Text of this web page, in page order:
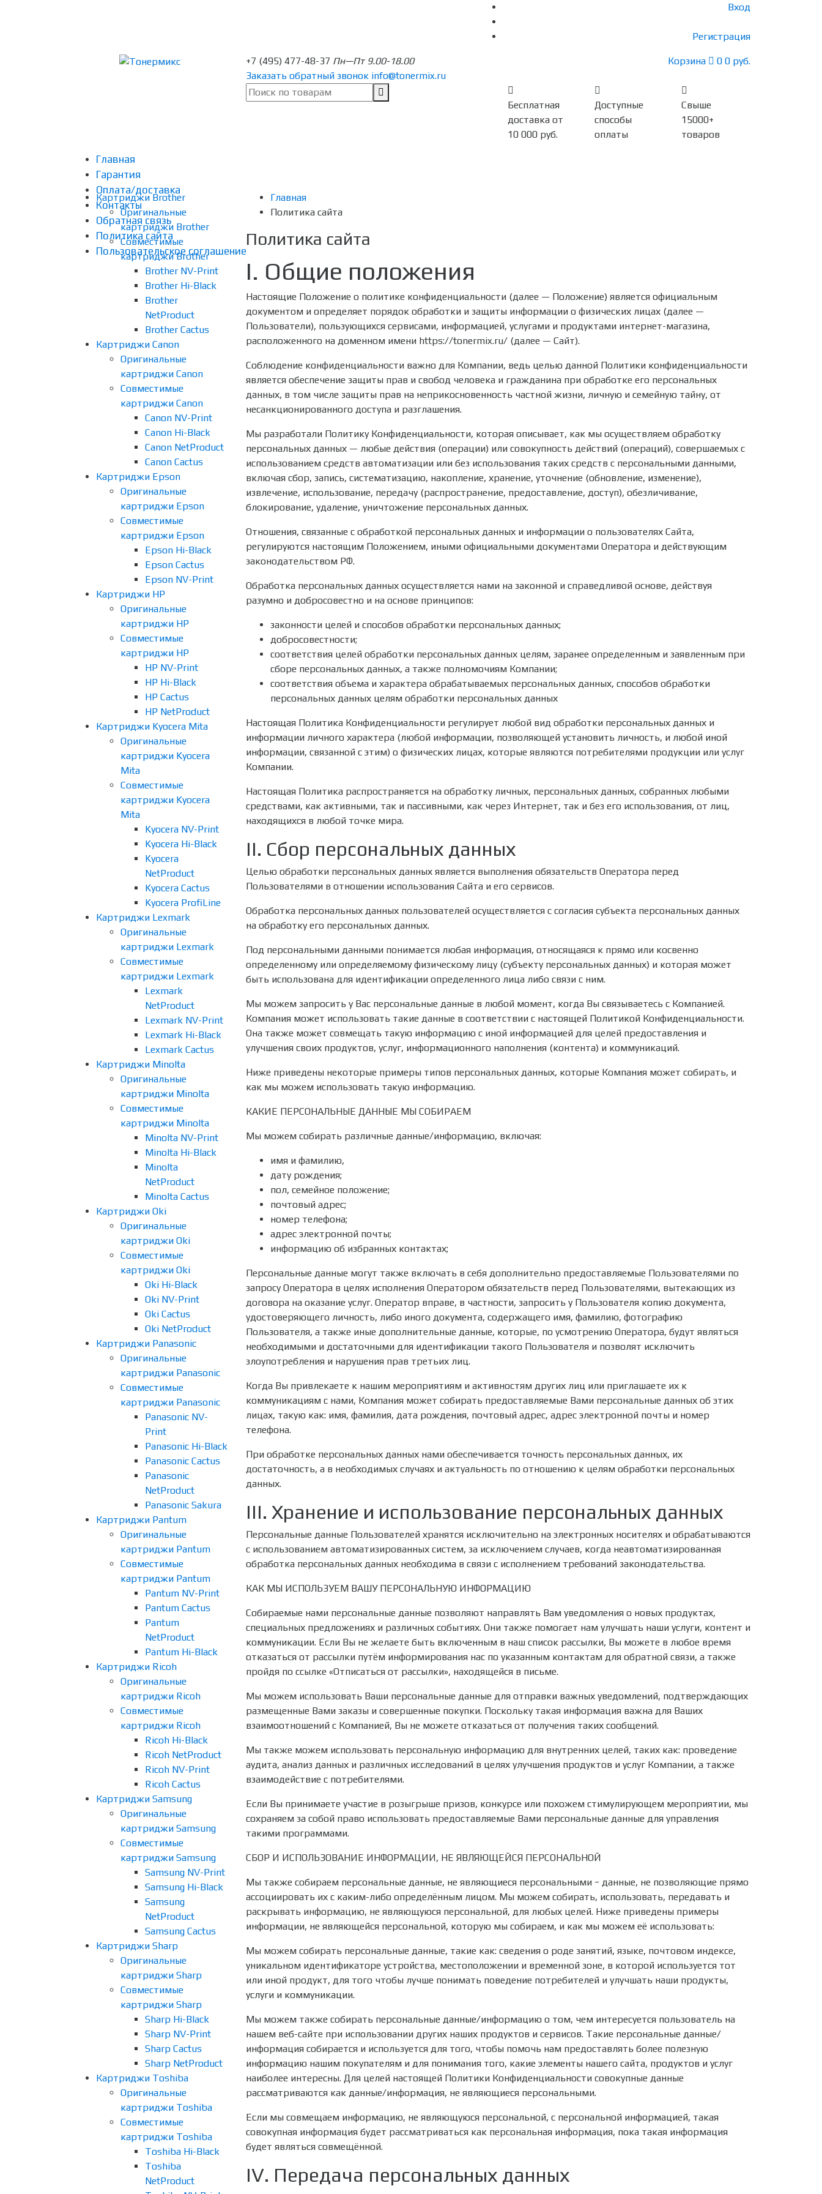
Вход
Регистрация
+7 (495) 477-48-37 Пн—Пт 9.00-18.00
Заказать обратный звонок info@tonermix.ru
Корзина 0 0 руб.
Бесплатная
доставка от
10 000 руб.
Доступные
способы
оплаты
Свыше
15000+
товаров
Главная
Гарантия
Оплата/доставка
Контакты
Обратная связь
Политика сайта
Пользовательское соглашение
Картриджи Brother
Оригинальные
картриджи Brother
Совместимые
картриджи Brother
Brother NV-Print
Brother Hi-Black
Brother
NetProduct
Brother Cactus
Картриджи Canon
Оригинальные
картриджи Canon
Совместимые
картриджи Canon
Canon NV-Print
Canon Hi-Black
Canon NetProduct
Canon Cactus
Картриджи Epson
Оригинальные
картриджи Epson
Совместимые
картриджи Epson
Epson Hi-Black
Epson Cactus
Epson NV-Print
Картриджи HP
Оригинальные
картриджи HP
Совместимые
картриджи HP
HP NV-Print
HP Hi-Black
HP Cactus
HP NetProduct
Картриджи Kyocera Mita
Оригинальные
картриджи Kyocera
Mita
Совместимые
картриджи Kyocera
Mita
Kyocera NV-Print
Kyocera Hi-Black
Kyocera
NetProduct
Kyocera Cactus
Kyocera ProfiLine
Картриджи Lexmark
Оригинальные
картриджи Lexmark
Совместимые
картриджи Lexmark
Lexmark
NetProduct
Lexmark NV-Print
Lexmark Hi-Black
Lexmark Cactus
Картриджи Minolta
Оригинальные
картриджи Minolta
Совместимые
картриджи Minolta
Minolta NV-Print
Minolta Hi-Black
Minolta
NetProduct
Minolta Cactus
Картриджи Oki
Оригинальные
картриджи Oki
Совместимые
картриджи Oki
Oki Hi-Black
Oki NV-Print
Oki Cactus
Oki NetProduct
Картриджи Panasonic
Оригинальные
картриджи Panasonic
Совместимые
картриджи Panasonic
Panasonic NV-
Print
Panasonic Hi-Black
Panasonic Cactus
Panasonic
NetProduct
Panasonic Sakura
Картриджи Pantum
Оригинальные
картриджи Pantum
Совместимые
картриджи Pantum
Pantum NV-Print
Pantum Cactus
Pantum
NetProduct
Pantum Hi-Black
Картриджи Ricoh
Оригинальные
картриджи Ricoh
Совместимые
картриджи Ricoh
Ricoh Hi-Black
Ricoh NetProduct
Ricoh NV-Print
Ricoh Cactus
Картриджи Samsung
Оригинальные
картриджи Samsung
Совместимые
картриджи Samsung
Samsung NV-Print
Samsung Hi-Black
Samsung
NetProduct
Samsung Cactus
Картриджи Sharp
Оригинальные
картриджи Sharp
Совместимые
картриджи Sharp
Sharp Hi-Black
Sharp NV-Print
Sharp Cactus
Sharp NetProduct
Картриджи Toshiba
Оригинальные
картриджи Toshiba
Совместимые
картриджи Toshiba
Toshiba Hi-Black
Toshiba
NetProduct
Главная
Политика сайта
Политика сайта
I. Общие положения
Настоящие Положение о политике конфиденциальности (далее — Положение) является официальным
документом и определяет порядок обработки и защиты информации о физических лицах (далее —
Пользователи), пользующихся сервисами, информацией, услугами и продуктами интернет-магазина,
расположенного на доменном имени https://tonermix.ru/ (далее — Сайт).
Соблюдение конфиденциальности важно для Компании, ведь целью данной Политики конфиденциальности
является обеспечение защиты прав и свобод человека и гражданина при обработке его персональных
данных, в том числе защиты прав на неприкосновенность частной жизни, личную и семейную тайну, от
несанкционированного доступа и разглашения.
Мы разработали Политику Конфиденциальности, которая описывает, как мы осуществляем обработку
персональных данных — любые действия (операции) или совокупность действий (операций), совершаемых с
использованием средств автоматизации или без использования таких средств с персональными данными,
включая сбор, запись, систематизацию, накопление, хранение, уточнение (обновление, изменение),
извлечение, использование, передачу (распространение, предоставление, доступ), обезличивание,
блокирование, удаление, уничтожение персональных данных.
Отношения, связанные с обработкой персональных данных и информации о пользователях Сайта,
регулируются настоящим Положением, иными официальными документами Оператора и действующим
законодательством РФ.
Обработка персональных данных осуществляется нами на законной и справедливой основе, действуя
разумно и добросовестно и на основе принципов:
законности целей и способов обработки персональных данных;
добросовестности;
соответствия целей обработки персональных данных целям, заранее определенным и заявленным при
сборе персональных данных, а также полномочиям Компании;
соответствия объема и характера обрабатываемых персональных данных, способов обработки
персональных данных целям обработки персональных данных
Настоящая Политика Конфиденциальности регулирует любой вид обработки персональных данных и
информации личного характера (любой информации, позволяющей установить личность, и любой иной
информации, связанной с этим) о физических лицах, которые являются потребителями продукции или услуг
Компании.
Настоящая Политика распространяется на обработку личных, персональных данных, собранных любыми
средствами, как активными, так и пассивными, как через Интернет, так и без его использования, от лиц,
находящихся в любой точке мира.
II. Сбор персональных данных
Целью обработки персональных данных является выполнения обязательств Оператора перед
Пользователями в отношении использования Сайта и его сервисов.
Обработка персональных данных пользователей осуществляется с согласия субъекта персональных данных
на обработку его персональных данных.
Под персональными данными понимается любая информация, относящаяся к прямо или косвенно
определенному или определяемому физическому лицу (субъекту персональных данных) и которая может
быть использована для идентификации определенного лица либо связи с ним.
Мы можем запросить у Вас персональные данные в любой момент, когда Вы связываетесь с Компанией.
Компания может использовать такие данные в соответствии с настоящей Политикой Конфиденциальности.
Она также может совмещать такую информацию с иной информацией для целей предоставления и
улучшения своих продуктов, услуг, информационного наполнения (контента) и коммуникаций.
Ниже приведены некоторые примеры типов персональных данных, которые Компания может собирать, и
как мы можем использовать такую информацию.
КАКИЕ ПЕРСОНАЛЬНЫЕ ДАННЫЕ МЫ СОБИРАЕМ
Мы можем собирать различные данные/информацию, включая:
имя и фамилию,
дату рождения;
пол, семейное положение;
почтовый адрес;
номер телефона;
адрес электронной почты;
информацию об избранных контактах;
Персональные данные могут также включать в себя дополнительно предоставляемые Пользователями по
запросу Оператора в целях исполнения Оператором обязательств перед Пользователями, вытекающих из
договора на оказание услуг. Оператор вправе, в частности, запросить у Пользователя копию документа,
удостоверяющего личность, либо иного документа, содержащего имя, фамилию, фотографию
Пользователя, а также иные дополнительные данные, которые, по усмотрению Оператора, будут являться
необходимыми и достаточными для идентификации такого Пользователя и позволят исключить
злоупотребления и нарушения прав третьих лиц.
Когда Вы привлекаете к нашим мероприятиям и активностям других лиц или приглашаете их к
коммуникациям с нами, Компания может собирать предоставляемые Вами персональные данных об этих
лицах, такую как: имя, фамилия, дата рождения, почтовый адрес, адрес электронной почты и номер
телефона.
При обработке персональных данных нами обеспечивается точность персональных данных, их
достаточность, а в необходимых случаях и актуальность по отношению к целям обработки персональных
данных.
III. Хранение и использование персональных данных
Персональные данные Пользователей хранятся исключительно на электронных носителях и обрабатываются
с использованием автоматизированных систем, за исключением случаев, когда неавтоматизированная
обработка персональных данных необходима в связи с исполнением требований законодательства.
КАК МЫ ИСПОЛЬЗУЕМ ВАШУ ПЕРСОНАЛЬНУЮ ИНФОРМАЦИЮ
Собираемые нами персональные данные позволяют направлять Вам уведомления о новых продуктах,
специальных предложениях и различных событиях. Они также помогает нам улучшать наши услуги, контент и
коммуникации. Если Вы не желаете быть включенным в наш список рассылки, Вы можете в любое время
отказаться от рассылки путём информирования нас по указанным контактам для обратной связи, а также
пройдя по ссылке «Отписаться от рассылки», находящейся в письме.
Мы можем использовать Ваши персональные данные для отправки важных уведомлений, подтверждающих
размещенные Вами заказы и совершенные покупки. Поскольку такая информация важна для Ваших
взаимоотношений с Компанией, Вы не можете отказаться от получения таких сообщений.
Мы также можем использовать персональную информацию для внутренних целей, таких как: проведение
аудита, анализ данных и различных исследований в целях улучшения продуктов и услуг Компании, а также
взаимодействие с потребителями.
Если Вы принимаете участие в розыгрыше призов, конкурсе или похожем стимулирующем мероприятии, мы
сохраняем за собой право использовать предоставляемые Вами персональные данные для управления
такими программами.
СБОР И ИСПОЛЬЗОВАНИЕ ИНФОРМАЦИИ, НЕ ЯВЛЯЮЩЕЙСЯ ПЕРСОНАЛЬНОЙ
Мы также собираем персональные данные, не являющиеся персональными − данные, не позволяющие прямо
ассоциировать их с каким-либо определённым лицом. Мы можем собирать, использовать, передавать и
раскрывать информацию, не являющуюся персональной, для любых целей. Ниже приведены примеры
информации, не являющейся персональной, которую мы собираем, и как мы можем её использовать:
Мы можем собирать персональные данные, такие как: сведения о роде занятий, языке, почтовом индексе,
уникальном идентификаторе устройства, местоположении и временной зоне, в которой используется тот
или иной продукт, для того чтобы лучше понимать поведение потребителей и улучшать наши продукты,
услуги и коммуникации.
Мы можем также собирать персональные данные/информацию о том, чем интересуется пользователь на
нашем веб-сайте при использовании других наших продуктов и сервисов. Такие персональные данные/
информация собирается и используется для того, чтобы помочь нам предоставлять более полезную
информацию нашим покупателям и для понимания того, какие элементы нашего сайта, продуктов и услуг
наиболее интересны. Для целей настоящей Политики Конфиденциальности совокупные данные
рассматриваются как данные/информация, не являющиеся персональными.
Если мы совмещаем информацию, не являющуюся персональной, с персональной информацией, такая
совокупная информация будет рассматриваться как персональная информация, пока такая информация
будет являться совмещённой.
IV. Передача персональных данных